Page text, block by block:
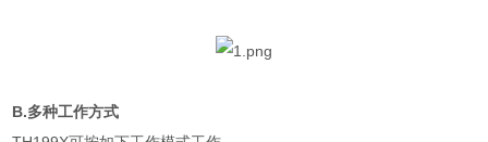
B.多种工作方式